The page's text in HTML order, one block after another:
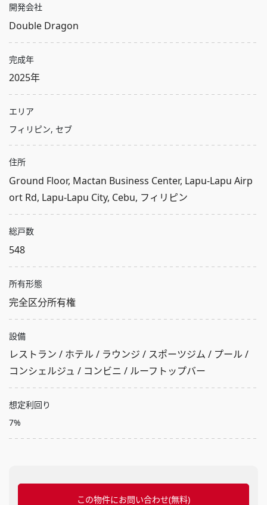
開発会社
Double Dragon
完成年
2025年
エリア
フィリピン, セブ
住所
Ground Floor, Mactan Business Center, Lapu-Lapu Airp
ort Rd, Lapu-Lapu City, Cebu, フィリピン
総戸数
548
所有形態
完全区分所有権
設備
レストラン / ホテル / ラウンジ / スポーツジム / プール /
コンシェルジュ / コンビニ / ルーフトップバー
想定利回り
7%
この物件にお問い合わせ(無料)